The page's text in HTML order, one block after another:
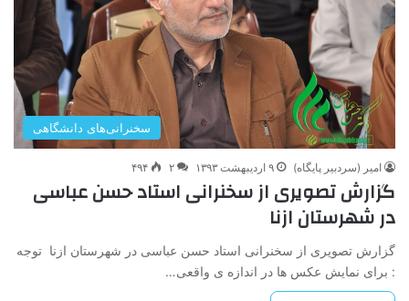
سخنرانی‌های دانشگاهی
امیر (سردبیر پایگاه) ۹ اردیبهشت ۱۳۹۳ ۲ ۴۹۴
گزارش تصویری از سخنرانی استاد حسن عباسی
در شهرستان ازنا
گزارش تصویری از سخنرانی استاد حسن عباسی در شهرستان ازنا توجه
: برای نمایش عکس ها در اندازه ی واقعی…